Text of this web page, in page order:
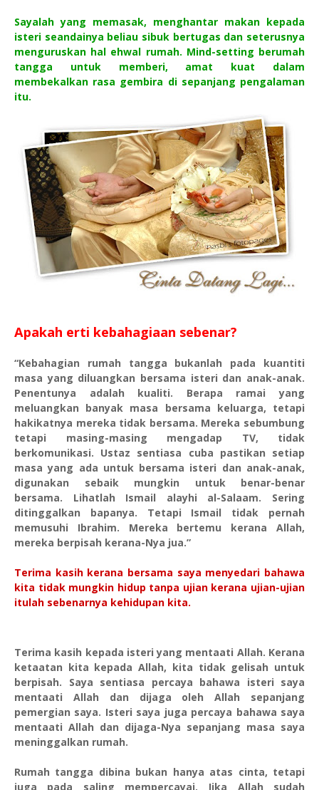
Sayalah yang memasak, menghantar makan kepada
isteri seandainya beliau sibuk bertugas dan seterusnya
menguruskan hal ehwal rumah. Mind-setting berumah
tangga untuk memberi, amat kuat dalam
membekalkan rasa gembira di sepanjang pengalaman
itu.
Apakah erti kebahagiaan sebenar?
“Kebahagian rumah tangga bukanlah pada kuantiti
masa yang diluangkan bersama isteri dan anak-anak.
Penentunya adalah kualiti. Berapa ramai yang
meluangkan banyak masa bersama keluarga, tetapi
hakikatnya mereka tidak bersama. Mereka sebumbung
tetapi masing-masing mengadap TV, tidak
berkomunikasi. Ustaz sentiasa cuba pastikan setiap
masa yang ada untuk bersama isteri dan anak-anak,
digunakan sebaik mungkin untuk benar-benar
bersama. Lihatlah Ismail alayhi al-Salaam. Sering
ditinggalkan bapanya. Tetapi Ismail tidak pernah
memusuhi Ibrahim. Mereka bertemu kerana Allah,
mereka berpisah kerana-Nya jua.”
Terima kasih kerana bersama saya menyedari bahawa
kita tidak mungkin hidup tanpa ujian kerana ujian-ujian
itulah sebenarnya kehidupan kita.
Terima kasih kepada isteri yang mentaati Allah. Kerana
ketaatan kita kepada Allah, kita tidak gelisah untuk
berpisah. Saya sentiasa percaya bahawa isteri saya
mentaati Allah dan dijaga oleh Allah sepanjang
pemergian saya. Isteri saya juga percaya bahawa saya
mentaati Allah dan dijaga-Nya sepanjang masa saya
meninggalkan rumah.
Rumah tangga dibina bukan hanya atas cinta, tetapi
juga pada saling mempercayai. Jika Allah sudah